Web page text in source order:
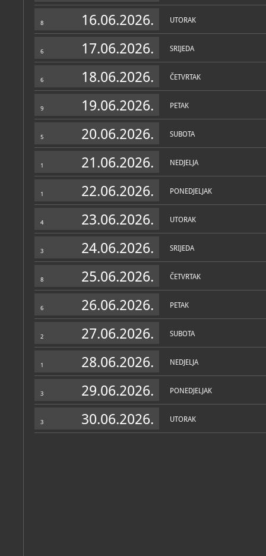
8 16.06.2026. UTORAK
6 17.06.2026. SRIJEDA
6 18.06.2026. ČETVRTAK
9 19.06.2026. PETAK
5 20.06.2026. SUBOTA
1 21.06.2026. NEDJELJA
1 22.06.2026. PONEDJELJAK
4 23.06.2026. UTORAK
3 24.06.2026. SRIJEDA
8 25.06.2026. ČETVRTAK
6 26.06.2026. PETAK
2 27.06.2026. SUBOTA
1 28.06.2026. NEDJELJA
3 29.06.2026. PONEDJELJAK
3 30.06.2026. UTORAK